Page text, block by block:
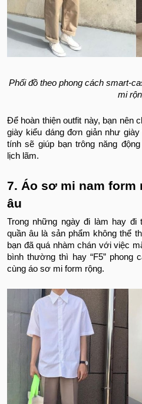
Phối đồ theo phong cách smart-
mi
Để hoàn thiện outfit này, bạn nên
giày kiểu dáng đơn giản như
tính sẽ giúp bạn trông năng
lịch lãm.
7. Áo sơ mi nam
âu
Trong những ngày đi làm hay đi
quần âu là sản phẩm không thể
bạn đã quá nhàm chán với việc
bình thường thì hay “F5” phong
cùng áo sơ mi form rộng.